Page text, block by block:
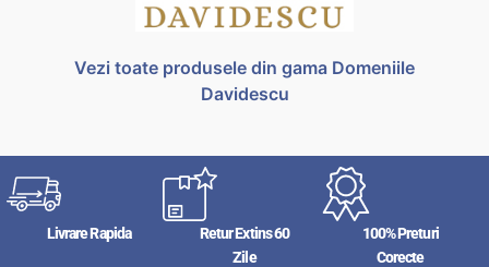
Vezi toate produsele din gama Domeniile
Davidescu
Livrare Rapida
Retur Extins 60
Zile
100% Preturi
Corecte